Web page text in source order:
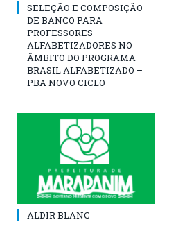
SELEÇÃO E COMPOSIÇÃO
DE BANCO PARA
PROFESSORES
ALFABETIZADORES NO
ÂMBITO DO PROGRAMA
BRASIL ALFABETIZADO –
PBA NOVO CICLO
ALDIR BLANC